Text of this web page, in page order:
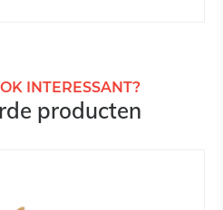
INTERESSANT?
producten